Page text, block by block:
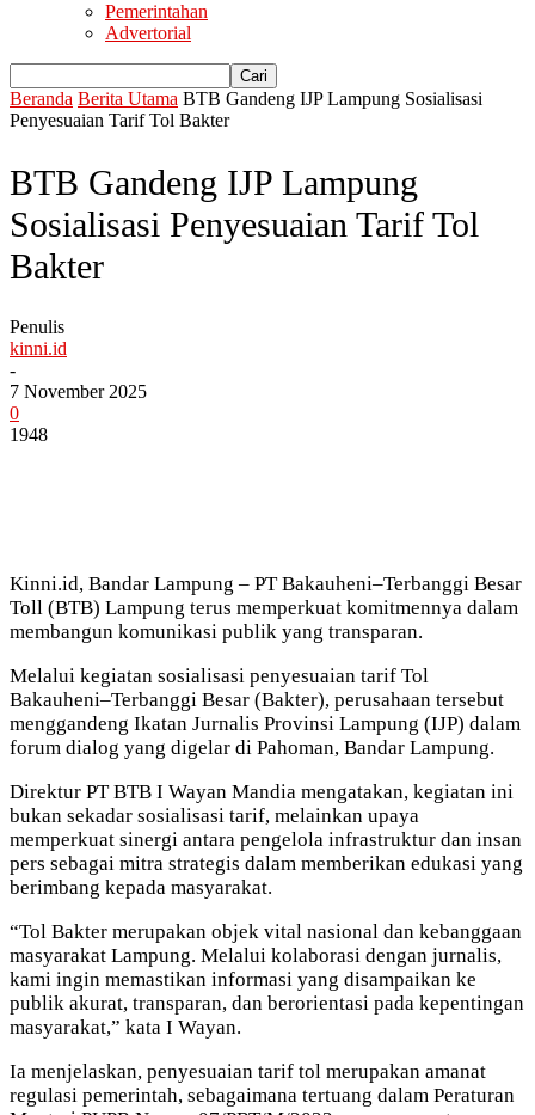
Pemerintahan
Advertorial
Beranda Berita Utama BTB Gandeng IJP Lampung Sosialisasi
Penyesuaian Tarif Tol Bakter
BTB Gandeng IJP Lampung
Sosialisasi Penyesuaian Tarif Tol
Bakter
Penulis
kinni.id
-
7 November 2025
0
1948
Kinni.id, Bandar Lampung – PT Bakauheni–Terbanggi Besar
Toll (BTB) Lampung terus memperkuat komitmennya dalam
membangun komunikasi publik yang transparan.
Melalui kegiatan sosialisasi penyesuaian tarif Tol
Bakauheni–Terbanggi Besar (Bakter), perusahaan tersebut
menggandeng Ikatan Jurnalis Provinsi Lampung (IJP) dalam
forum dialog yang digelar di Pahoman, Bandar Lampung.
Direktur PT BTB I Wayan Mandia mengatakan, kegiatan ini
bukan sekadar sosialisasi tarif, melainkan upaya
memperkuat sinergi antara pengelola infrastruktur dan insan
pers sebagai mitra strategis dalam memberikan edukasi yang
berimbang kepada masyarakat.
“Tol Bakter merupakan objek vital nasional dan kebanggaan
masyarakat Lampung. Melalui kolaborasi dengan jurnalis,
kami ingin memastikan informasi yang disampaikan ke
publik akurat, transparan, dan berorientasi pada kepentingan
masyarakat,” kata I Wayan.
Ia menjelaskan, penyesuaian tarif tol merupakan amanat
regulasi pemerintah, sebagaimana tertuang dalam Peraturan